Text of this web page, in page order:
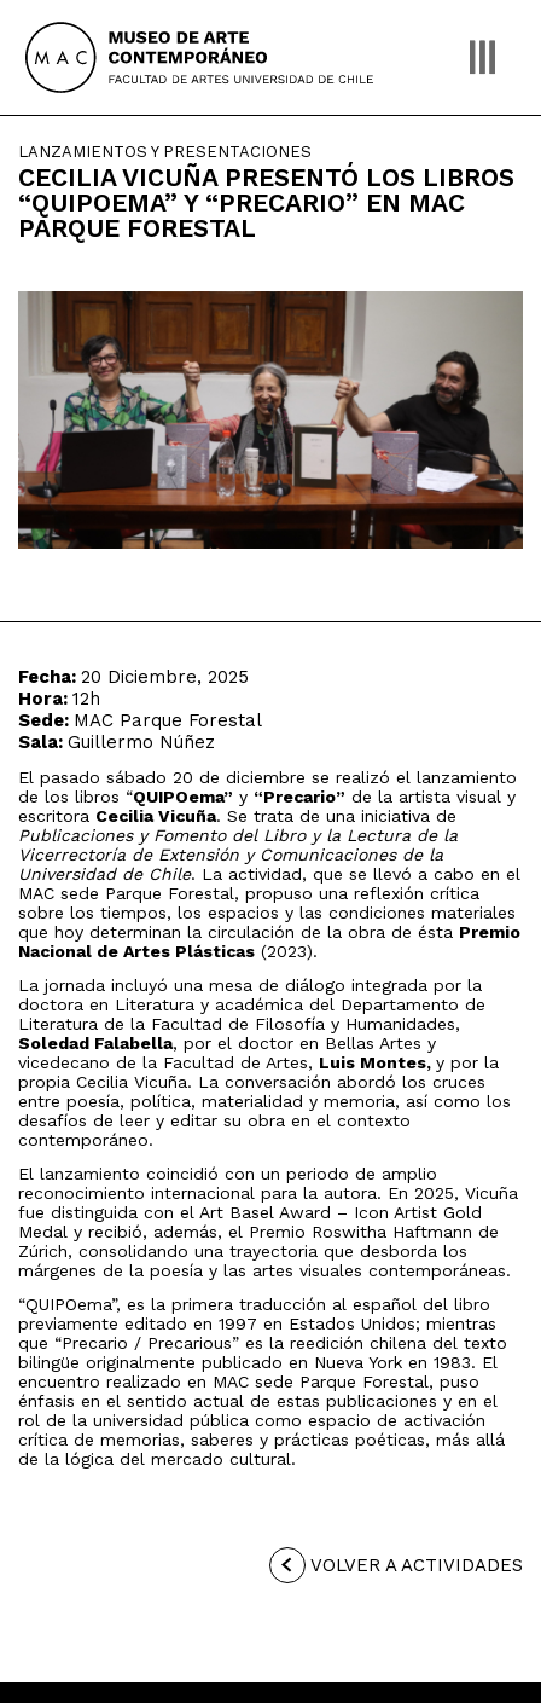
content
LANZAMIENTOS Y PRESENTACIONES
CECILIA VICUÑA PRESENTÓ LOS LIBROS
“QUIPOEMA” Y “PRECARIO” EN MAC
PARQUE FORESTAL
Fecha: 20 Diciembre, 2025
Hora: 12h
Sede: MAC Parque Forestal
Sala: Guillermo Núñez
El pasado sábado 20 de diciembre se realizó el lanzamiento
de los libros “QUIPOema” y “Precario” de la artista visual y
escritora Cecilia Vicuña. Se trata de una iniciativa de
Publicaciones y Fomento del Libro y la Lectura de la
Vicerrectoría de Extensión y Comunicaciones de la
Universidad de Chile. La actividad, que se llevó a cabo en el
MAC sede Parque Forestal, propuso una reflexión crítica
sobre los tiempos, los espacios y las condiciones materiales
que hoy determinan la circulación de la obra de ésta Premio
Nacional de Artes Plásticas (2023).
La jornada incluyó una mesa de diálogo integrada por la
doctora en Literatura y académica del Departamento de
Literatura de la Facultad de Filosofía y Humanidades,
Soledad Falabella, por el doctor en Bellas Artes y
vicedecano de la Facultad de Artes, Luis Montes, y por la
propia Cecilia Vicuña. La conversación abordó los cruces
entre poesía, política, materialidad y memoria, así como los
desafíos de leer y editar su obra en el contexto
contemporáneo.
El lanzamiento coincidió con un periodo de amplio
reconocimiento internacional para la autora. En 2025, Vicuña
fue distinguida con el Art Basel Award – Icon Artist Gold
Medal y recibió, además, el Premio Roswitha Haftmann de
Zúrich, consolidando una trayectoria que desborda los
márgenes de la poesía y las artes visuales contemporáneas.
“QUIPOema”, es la primera traducción al español del libro
previamente editado en 1997 en Estados Unidos; mientras
que “Precario / Precarious” es la reedición chilena del texto
bilingüe originalmente publicado en Nueva York en 1983. El
encuentro realizado en MAC sede Parque Forestal, puso
énfasis en el sentido actual de estas publicaciones y en el
rol de la universidad pública como espacio de activación
crítica de memorias, saberes y prácticas poéticas, más allá
de la lógica del mercado cultural.
VOLVER A ACTIVIDADES